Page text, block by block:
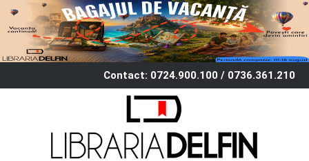
Contact: 0724.900.100 / 0736.361.210